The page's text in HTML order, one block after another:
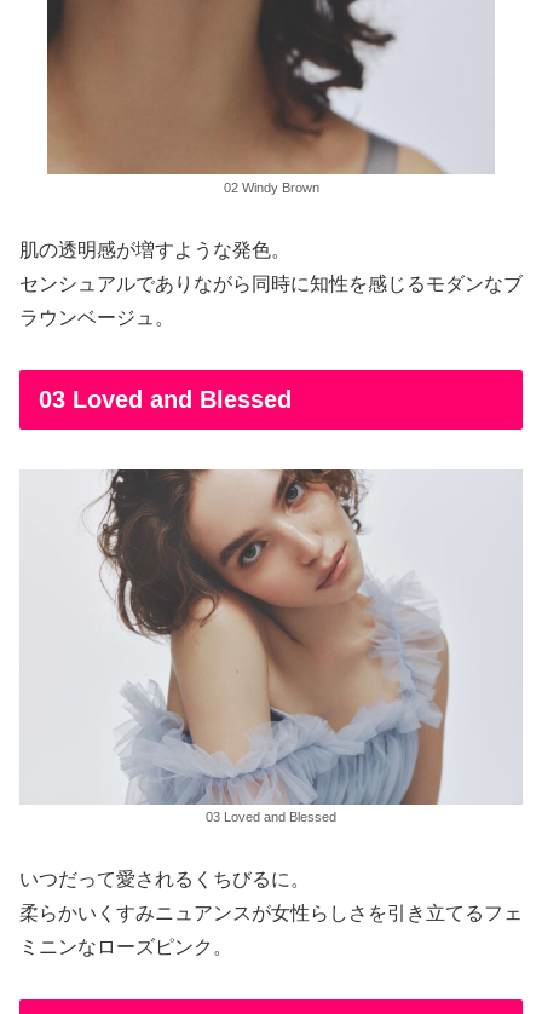
02 Windy Brown
肌の透明感が増すような発色。
センシュアルでありながら同時に知性を感じるモダンなブ
ラウンベージュ。
03 Loved and Blessed
03 Loved and Blessed
いつだって愛されるくちびるに。
柔らかいくすみニュアンスが女性らしさを引き立てるフェ
ミニンなローズピンク。